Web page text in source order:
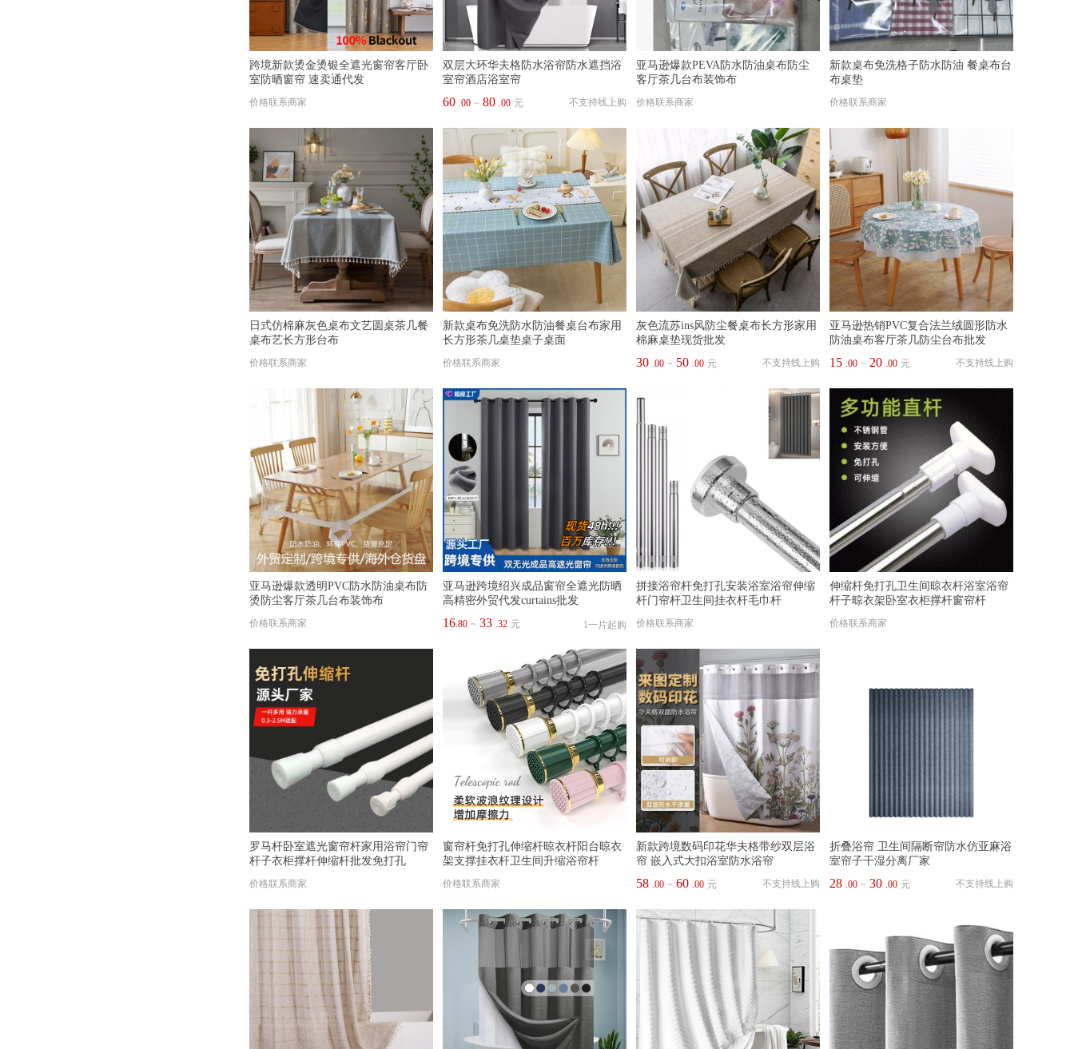
跨境新款烫金烫银全遮光窗帘客厅卧
室防晒窗帘 速卖通代发
价格联系商家
双层大环华夫格防水浴帘防水遮挡浴
室帘酒店浴室帘
60 .00 ~ 80 .00 元 不支持线上购
亚马逊爆款PEVA防水防油桌布防尘
客厅茶几台布装饰布
价格联系商家
新款桌布免洗格子防水防油 餐桌布台
布桌垫
价格联系商家
日式仿棉麻灰色桌布文艺圆桌茶几餐
桌布艺长方形台布
价格联系商家
新款桌布免洗防水防油餐桌台布家用
长方形茶几桌垫桌子桌面
价格联系商家
灰色流苏ins风防尘餐桌布长方形家用
棉麻桌垫现货批发
30 .00 ~ 50 .00 元 不支持线上购
亚马逊热销PVC复合法兰绒圆形防水
防油桌布客厅茶几防尘台布批发
15 .00 ~ 20 .00 元 不支持线上购
亚马逊爆款透明PVC防水防油桌布防
烫防尘客厅茶几台布装饰布
价格联系商家
亚马逊跨境绍兴成品窗帘全遮光防晒
高精密外贸代发curtains批发
16.80 ~ 33 .32 元 1一片起购
拼接浴帘杆免打孔安装浴室浴帘伸缩
杆门帘杆卫生间挂衣杆毛巾杆
价格联系商家
伸缩杆免打孔卫生间晾衣杆浴室浴帘
杆子晾衣架卧室衣柜撑杆窗帘杆
价格联系商家
罗马杆卧室遮光窗帘杆家用浴帘门帘
杆子衣柜撑杆伸缩杆批发免打孔
价格联系商家
窗帘杆免打孔伸缩杆晾衣杆阳台晾衣
架支撑挂衣杆卫生间升缩浴帘杆
价格联系商家
新款跨境数码印花华夫格带纱双层浴
帘 嵌入式大扣浴室防水浴帘
58 .00 ~ 60 .00 元 不支持线上购
折叠浴帘 卫生间隔断帘防水仿亚麻浴
室帘子干湿分离厂家
28 .00 ~ 30 .00 元 不支持线上购